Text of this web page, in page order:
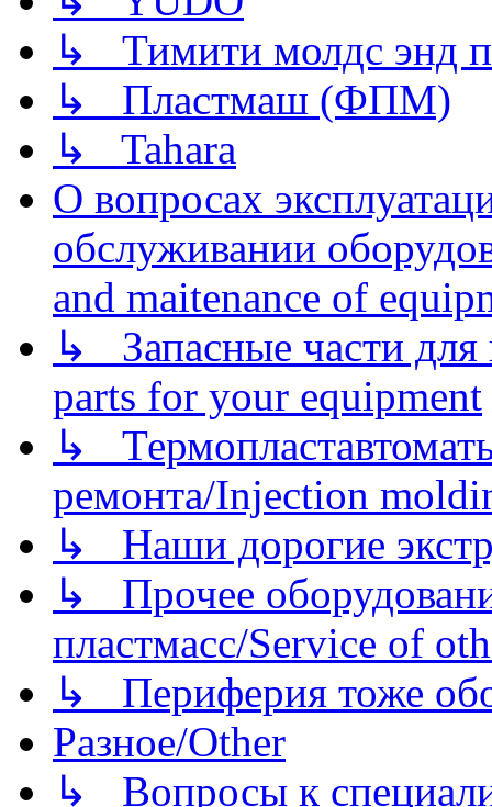
↳ Тимити молдс энд
↳ Пластмаш (ФПМ)
↳ Tahara
О вопросах
обслуживании
and maitenance of
↳ Запасные части для
parts for your equipment
↳
ремонта/Injection
↳ Наши дорогие
↳ Прочее
пластмасс/Service of
↳ Периферия тоже
Разное/Other
↳ Вопросы к